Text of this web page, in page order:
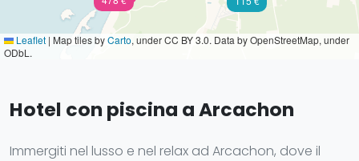
Leaflet | Map tiles byCarto, under CC BY 3.0. Data by OpenStreetMap, under
ODbL.
Hotel con piscina a Arcachon
Immergiti nel lusso e nel relax ad Arcachon, dove il